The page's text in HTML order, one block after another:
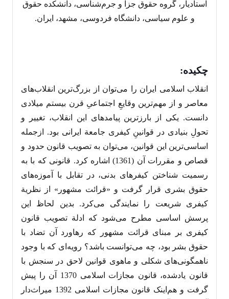
استادیار، گروه حقوق جزا و جرم‌‌شناسی، دانشکده حقوق
و علوم سیاسی، دانشگاه فردوسی، مشهد، ایران.
چکیده:
انقلاب اسلامی ایران را می‌توان از بزرگ‌ترین انقلاب‌های
معاصر و از مهم‌ترین وقایعِ اجتماعیِ قرن بیستم میلادی
دانست. یکی از بارزترین پیامدهای این انقلاب، تغییر و
تحولِ بنیادی در قوانینِ کیفری جامعة ایرانی بود. ازجمله
اساسی‌ترین این قوانین، می‌‌توان به تصویب قانون حدود و
قصاص و مقررات آن (1361) اشاره کرد. قانونی که با به
رسمیت شناختن کیفرهای بدنی، در تقابل با آموزه‌‌های
حقوق بشری قرار گرفت و «قرائت مشهور» از نظریة
کیفری شریعت را نمایندگی می‌‌کرد. بدین لحاظ این
پرسش اساسی مطرح می‌شود که ادلة تصویب قانون
کیفری‌‌ بر مبنای قرائت مشهور که رهاورد آن تضاد با
حقوق بشر بود، چه می‌توانست باشد؟ رویه‌‌ای که با وجود
ناهمگونی‌‌های شکلی و ماهوی قوانین لاحق در سنجش با
قانون یادشده، قانون‌‌ مجازات اسلامی 1370 آن را پیش
گرفت و هم‌اینک قانون مجازات اسلامی 1392 میراث‌‌دار